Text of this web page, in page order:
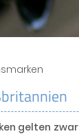
gelten zwar